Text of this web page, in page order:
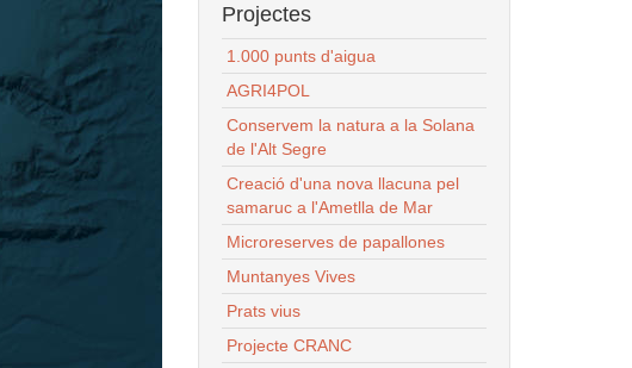
Projectes
1.000 punts d'aigua
AGRI4POL
Conservem la natura a la Solana
de l'Alt Segre
Creació d'una nova llacuna pel
samaruc a l'Ametlla de Mar
Microreserves de papallones
Muntanyes Vives
Prats vius
Projecte CRANC